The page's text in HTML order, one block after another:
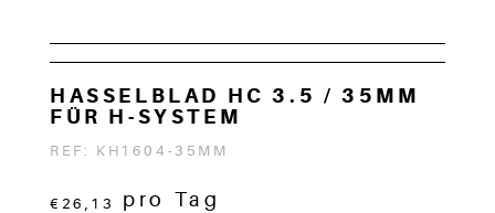
HASSELBLAD HC 3.5 / 35MM
FÜR H-SYSTEM
REF: KH1604-35MM
€26,13 pro Tag